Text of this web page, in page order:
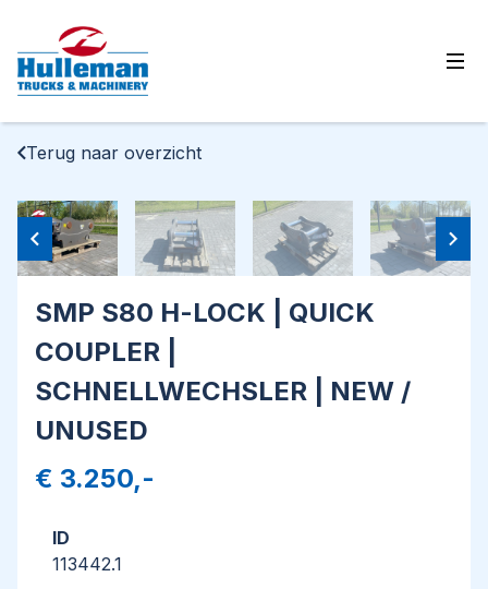
Terug naar overzicht
SMP S80 H-LOCK | QUICK
COUPLER |
SCHNELLWECHSLER | NEW /
UNUSED
€ 3.250,-
ID
113442.1